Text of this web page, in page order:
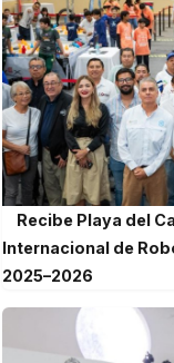
Recibe Playa del
Internacional de
2025–2026